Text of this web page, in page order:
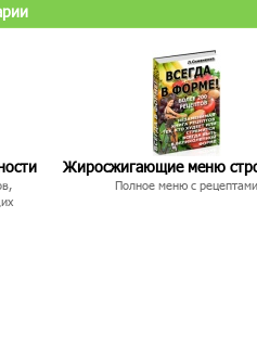
Жиросжигающие меню
Полное меню с рецептами